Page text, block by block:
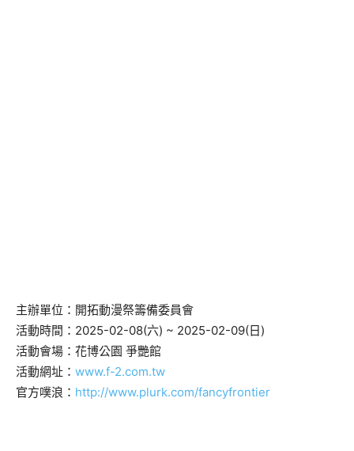
主辦單位：開拓動漫祭籌備委員會
活動時間：2025-02-08(六) ~ 2025-02-09(日)
活動會場：花博公園 爭艷館
活動網址： www.f-2.com.tw
官方噗浪： http://www.plurk.com/fancyfrontier